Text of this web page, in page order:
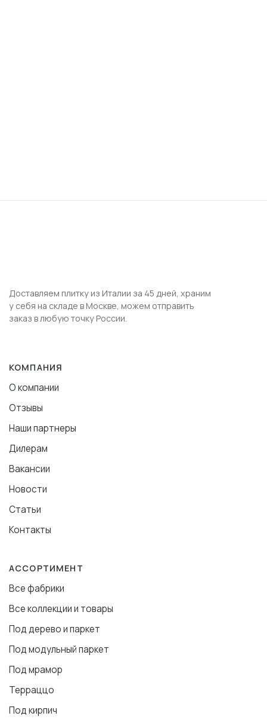
Доставляем плитку из Италии за 45 дней, храним
у себя на складе в Москве, можем отправить
заказ в любую точку России.
КОМПАНИЯ
О компании
Отзывы
Наши партнеры
Дилерам
Вакансии
Новости
Статьи
Контакты
АССОРТИМЕНТ
Все фабрики
Все коллекции и товары
Под дерево и паркет
Под модульный паркет
Под мрамор
Терраццо
Под кирпич